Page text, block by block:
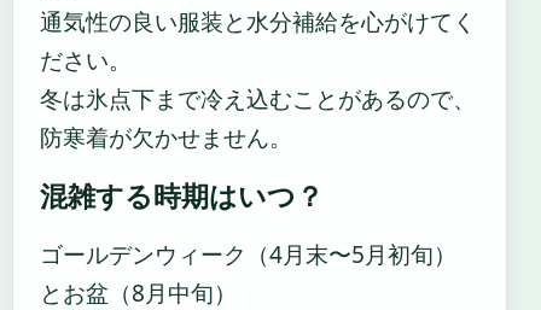
通気性の良い服装と水分補給を心がけてく
ださい。
冬は氷点下まで冷え込むことがあるので、
防寒着が欠かせません。
混雑する時期はいつ？
ゴールデンウィーク（4月末〜5月初旬）
とお盆（8月中旬）